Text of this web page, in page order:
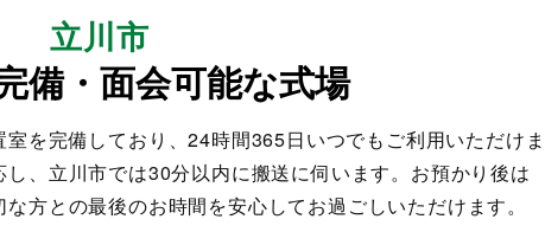
立川市
備・面会可能な式場
を完備しており、24時間365日いつでもご利用いただけま
、立川市では30分以内に搬送に伺います。お預かり後は
方との最後のお時間を安心してお過ごしいただけます。